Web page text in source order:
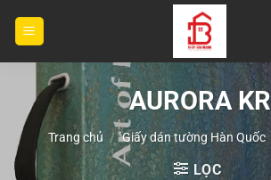
AURORA KR
Trang chủ / Giấy dán tường Hàn Quốc
LỌC